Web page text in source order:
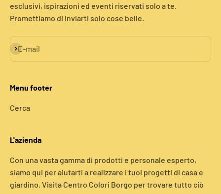
esclusivi, ispirazioni ed eventi riservati solo a te.
Promettiamo di inviarti solo cose belle.
E-mail
Iscriviti alla newsletter
Menu footer
Cerca
L'azienda
Con una vasta gamma di prodotti e personale esperto,
siamo qui per aiutarti a realizzare i tuoi progetti di casa e
giardino. Visita Centro Colori Borgo per trovare tutto ciò